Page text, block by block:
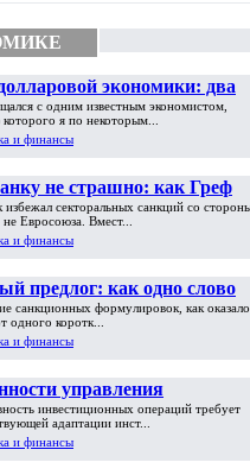
экономики: два
с одним известным экономистом,
я по некоторым...
и финансы
не страшно: как Греф
к санкциям
избежал секторальных санкций со
Евросоюза. Вмест...
и финансы
предлог: как одно слово
санкции против России
санкционных формулировок, как
одного коротк...
и финансы
управления
активностью
с учетом стадии ее
инвестиционных операций требует
адаптации инст...
и финансы